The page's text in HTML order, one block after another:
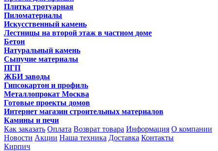
Плитка тротуарная
Пиломатериалы
Искусственный камень
Лестницы на второй этаж в частном доме
Бетон
Натуральный камень
Сыпучие материалы
ПГП
ЖБИ заводы
Гипсокартон и профиль
Металлопрокат Москва
Готовые проекты домов
Интернет магазин строительных материалов
Камины и печи
Как заказать Оплата Возврат товара Информация О компании
Новости Акции Наша техника Доставка Контакты
Кирпич